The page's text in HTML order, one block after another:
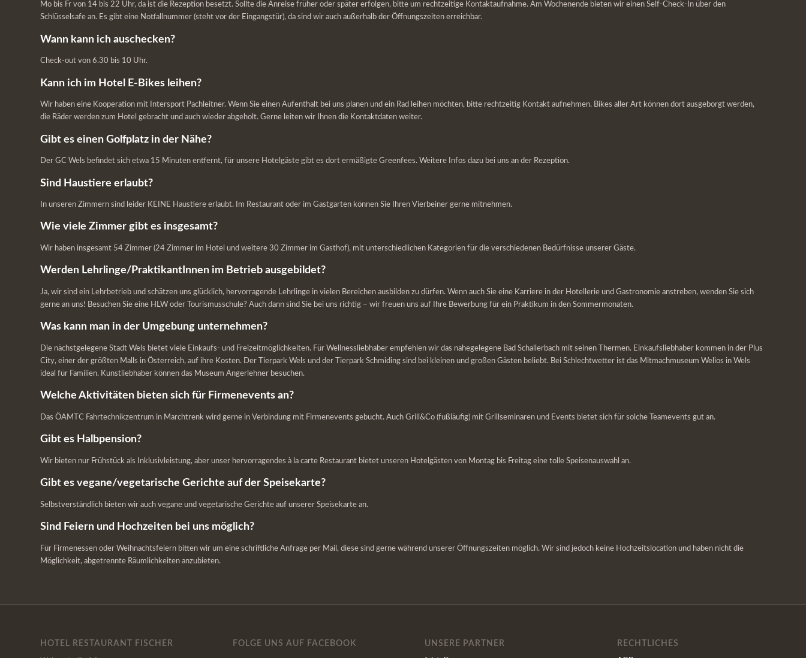
Mo bis Fr von 14 bis 22 Uhr, da ist die Rezeption besetzt. Sollte die Anreise früher oder später erfolgen, bitte um rechtzeitige Kontaktaufnahme. Am Wochenende bieten wir einen Self-Check-In über den
Schlüsselsafe an. Es gibt eine Notfallnummer (steht vor der Eingangstür), da sind wir auch außerhalb der Öffnungszeiten erreichbar.
Wann kann ich auschecken?
Check-out von 6.30 bis 10 Uhr.
Kann ich im Hotel E-Bikes leihen?
Wir haben eine Kooperation mit Intersport Pachleitner. Wenn Sie einen Aufenthalt bei uns planen und ein Rad leihen möchten, bitte rechtzeitig Kontakt aufnehmen. Bikes aller Art können dort ausgeborgt werden,
die Räder werden zum Hotel gebracht und auch wieder abgeholt. Gerne leiten wir Ihnen die Kontaktdaten weiter.
Gibt es einen Golfplatz in der Nähe?
Der GC Wels befindet sich etwa 15 Minuten entfernt, für unsere Hotelgäste gibt es dort ermäßigte Greenfees. Weitere Infos dazu bei uns an der Rezeption.
Sind Haustiere erlaubt?
In unseren Zimmern sind leider KEINE Haustiere erlaubt. Im Restaurant oder im Gastgarten können Sie Ihren Vierbeiner gerne mitnehmen.
Wie viele Zimmer gibt es insgesamt?
Wir haben insgesamt 54 Zimmer (24 Zimmer im Hotel und weitere 30 Zimmer im Gasthof), mit unterschiedlichen Kategorien für die verschiedenen Bedürfnisse unserer Gäste.
Werden Lehrlinge/PraktikantInnen im Betrieb ausgebildet?
Ja, wir sind ein Lehrbetrieb und schätzen uns glücklich, hervorragende Lehrlinge in vielen Bereichen ausbilden zu dürfen. Wenn auch Sie eine Karriere in der Hotellerie und Gastronomie anstreben, wenden Sie sich
gerne an uns! Besuchen Sie eine HLW oder Tourismusschule? Auch dann sind Sie bei uns richtig – wir freuen uns auf Ihre Bewerbung für ein Praktikum in den Sommermonaten.
Was kann man in der Umgebung unternehmen?
Die nächstgelegene Stadt Wels bietet viele Einkaufs- und Freizeitmöglichkeiten. Für Wellnessliebhaber empfehlen wir das nahegelegene Bad Schallerbach mit seinen Thermen. Einkaufsliebhaber kommen in der Plus
City, einer der größten Malls in Österreich, auf ihre Kosten. Der Tierpark Wels und der Tierpark Schmiding sind bei kleinen und großen Gästen beliebt. Bei Schlechtwetter ist das Mitmachmuseum Welios in Wels
ideal für Familien. Kunstliebhaber können das Museum Angerlehner besuchen.
Welche Aktivitäten bieten sich für Firmenevents an?
Das ÖAMTC Fahrtechnikzentrum in Marchtrenk wird gerne in Verbindung mit Firmenevents gebucht. Auch Grill&Co (fußläufig) mit Grillseminaren und Events bietet sich für solche Teamevents gut an.
Gibt es Halbpension?
Wir bieten nur Frühstück als Inklusivleistung, aber unser hervorragendes à la carte Restaurant bietet unseren Hotelgästen von Montag bis Freitag eine tolle Speisenauswahl an.
Gibt es vegane/vegetarische Gerichte auf der Speisekarte?
Selbstverständlich bieten wir auch vegane und vegetarische Gerichte auf unserer Speisekarte an.
Sind Feiern und Hochzeiten bei uns möglich?
Für Firmenessen oder Weihnachtsfeiern bitten wir um eine schriftliche Anfrage per Mail, diese sind gerne während unserer Öffnungszeiten möglich. Wir sind jedoch keine Hochzeitslocation und haben nicht die
Möglichkeit, abgetrennte Räumlichkeiten anzubieten.
HOTEL RESTAURANT FISCHER FOLGE UNS AUF FACEBOOK UNSERE PARTNER RECHTLICHES